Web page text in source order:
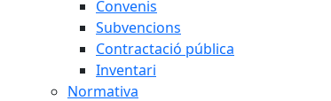
Convenis
Subvencions
Contractació pública
Inventari
Normativa